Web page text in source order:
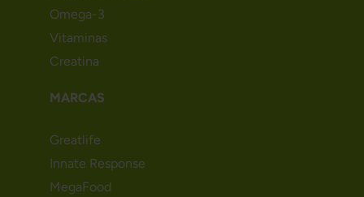
Omega-3
Vitaminas
Creatina
MARCAS
Greatlife
Innate Response
MegaFood